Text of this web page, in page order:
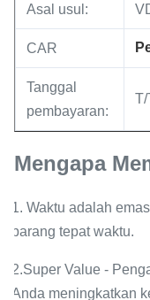
Asal usul:
CAR
Tanggal
pembayaran:
T/
Mengapa
1. Waktu adalah
barang tepat waktu.
2.Super Value -
Anda meningkatkan